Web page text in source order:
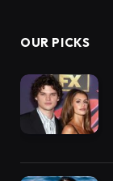
OUR PICKS